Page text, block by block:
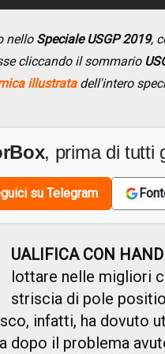
nello Speciale USGP 2019,
cliccando il sommario
illustratadell'intero
, prima di tutti
su Telegram
UALIFICA CON
lottare nelle migliori
striscia di pole
infatti, ha dovuto
dopo il problema